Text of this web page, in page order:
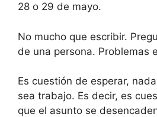
28 o 29 de mayo.
No mucho que escribir.
de una persona. Problemas
Es cuestión de esperar,
sea trabajo. Es decir, es
que el asunto se